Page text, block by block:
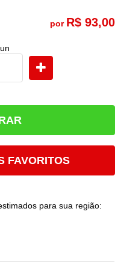
por R$ 93,00
FAVORITOS
para sua região: